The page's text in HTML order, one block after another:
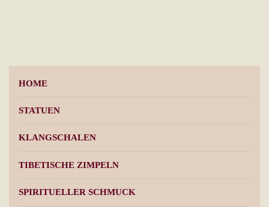
HOME
STATUEN
KLANGSCHALEN
TIBETISCHE ZIMPELN
SPIRITUELLER SCHMUCK